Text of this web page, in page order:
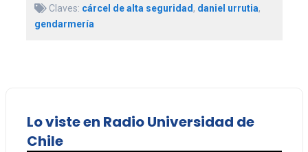
Claves: cárcel de alta seguridad , daniel urrutia,
gendarmería
Lo viste en Radio Universidad de
Chile